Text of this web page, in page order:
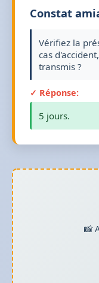
Constat
Vérifiez la
cas
transmis ?
✓ Réponse:
5 jours.
📸